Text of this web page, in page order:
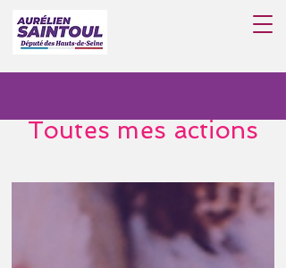
Toutes mes actions